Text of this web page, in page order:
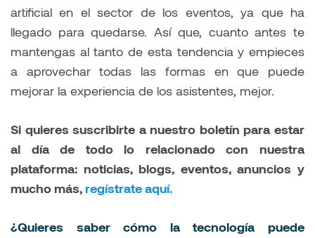
artificial en el sector de los eventos, ya que ha
llegado para quedarse. Así que, cuanto antes te
mantengas al tanto de esta tendencia y empieces
a aprovechar todas las formas en que puede
mejorar la experiencia de los asistentes, mejor.
Si quieres suscribirte a nuestro boletín para estar
al día de todo lo relacionado con nuestra
plataforma: noticias, blogs, eventos, anuncios y
mucho más,regístrate aquí.
¿Quieres saber cómo la tecnología puede